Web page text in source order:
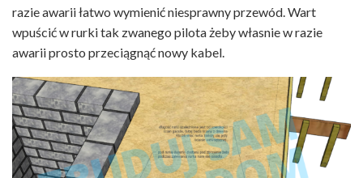
razie awarii łatwo wymienić niesprawny przewód. Wart
wpuścić w rurki tak zwanego pilota żeby własnie w razie
awarii prosto przeciągnąć nowy kabel.